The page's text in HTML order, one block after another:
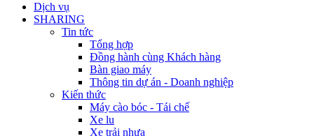
Dịch vụ
SHARING
Tin tức
Tổng hợp
Đồng hành cùng Khách hàng
Bàn giao máy
Thông tin dự án - Doanh nghiệp
Kiến thức
Máy cào bóc - Tái chế
Xe lu
Xe trải nhựa